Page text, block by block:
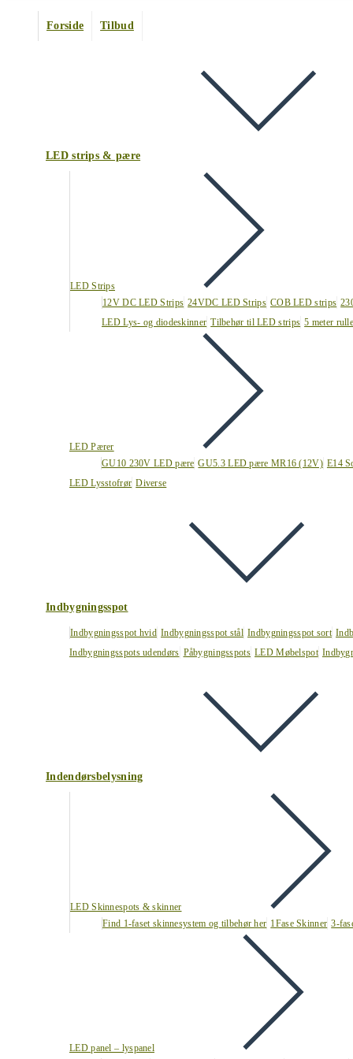
Forside Tilbud
LED strips & pære
LED Strips
12V DC LED Strips 24VDC LED Strips COB LED strips
LED Lys- og diodeskinner Tilbehør til LED strips 5 meter
LED Pærer
GU10 230V LED pære GU5.3 LED pære MR16 (12V) E14
LED Lysstofrør Diverse
Indbygningsspot
Indbygningsspot hvid Indbygningsspot stål Indbygningsspot sort
Indbygningsspots udendørs Påbygningsspots LED Møbelspot
Indendørsbelysning
LED Skinnespots & skinner
Find 1-faset skinnesystem og tilbehør her 1Fase Skinner 3-
LED panel – lyspanel